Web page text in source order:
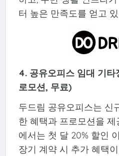
터 높은 만족도를 얻고
4. 공유오피스 임대 기
로모션, 무료)
두드림 공유오피스는 신
한 혜택과 프로모션을
에서는 첫 달 20% 할인
장기 계약 시 추가 혜택